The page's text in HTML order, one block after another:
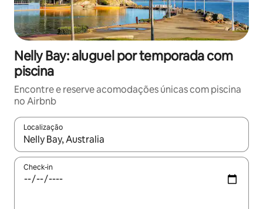
Nelly Bay: aluguel por temporada com
piscina
Encontre e reserve acomodações únicas com piscina
no Airbnb
Localização
Quando os resultados estiverem disponíveis, explore-os
Check-in